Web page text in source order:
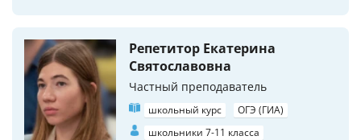
Репетитор Екатерина
Святославовна
Частный преподаватель
школьный курс
ОГЭ (ГИА)
школьники 7-11 класса